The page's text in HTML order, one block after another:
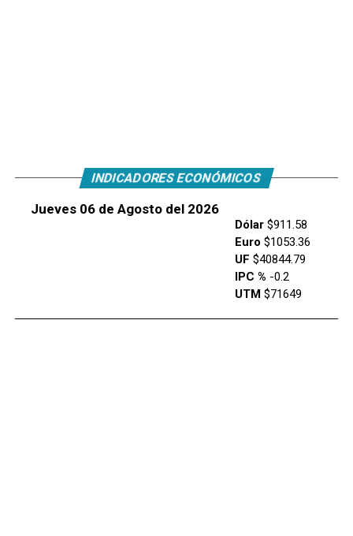
INDICADORES ECONÓMICOS
Jueves 06 de Agosto del 2026
Dólar$911.58
Euro $1053.36
UF $40844.79
IPC % -0.2
UTM$71649